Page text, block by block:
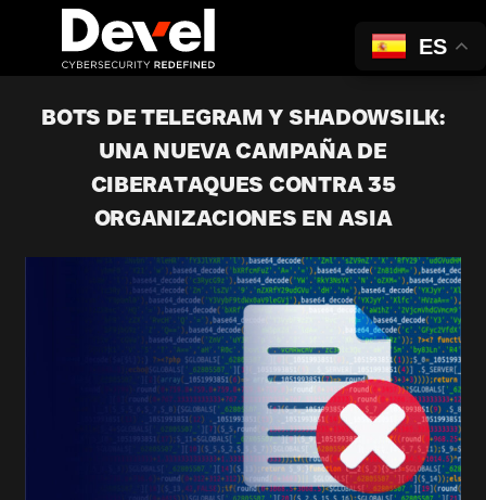
BOTS DE TELEGRAM Y SHADOWSILK:
UNA NUEVA CAMPAÑA DE
CIBERATAQUES CONTRA 35
ORGANIZACIONES EN ASIA
ES